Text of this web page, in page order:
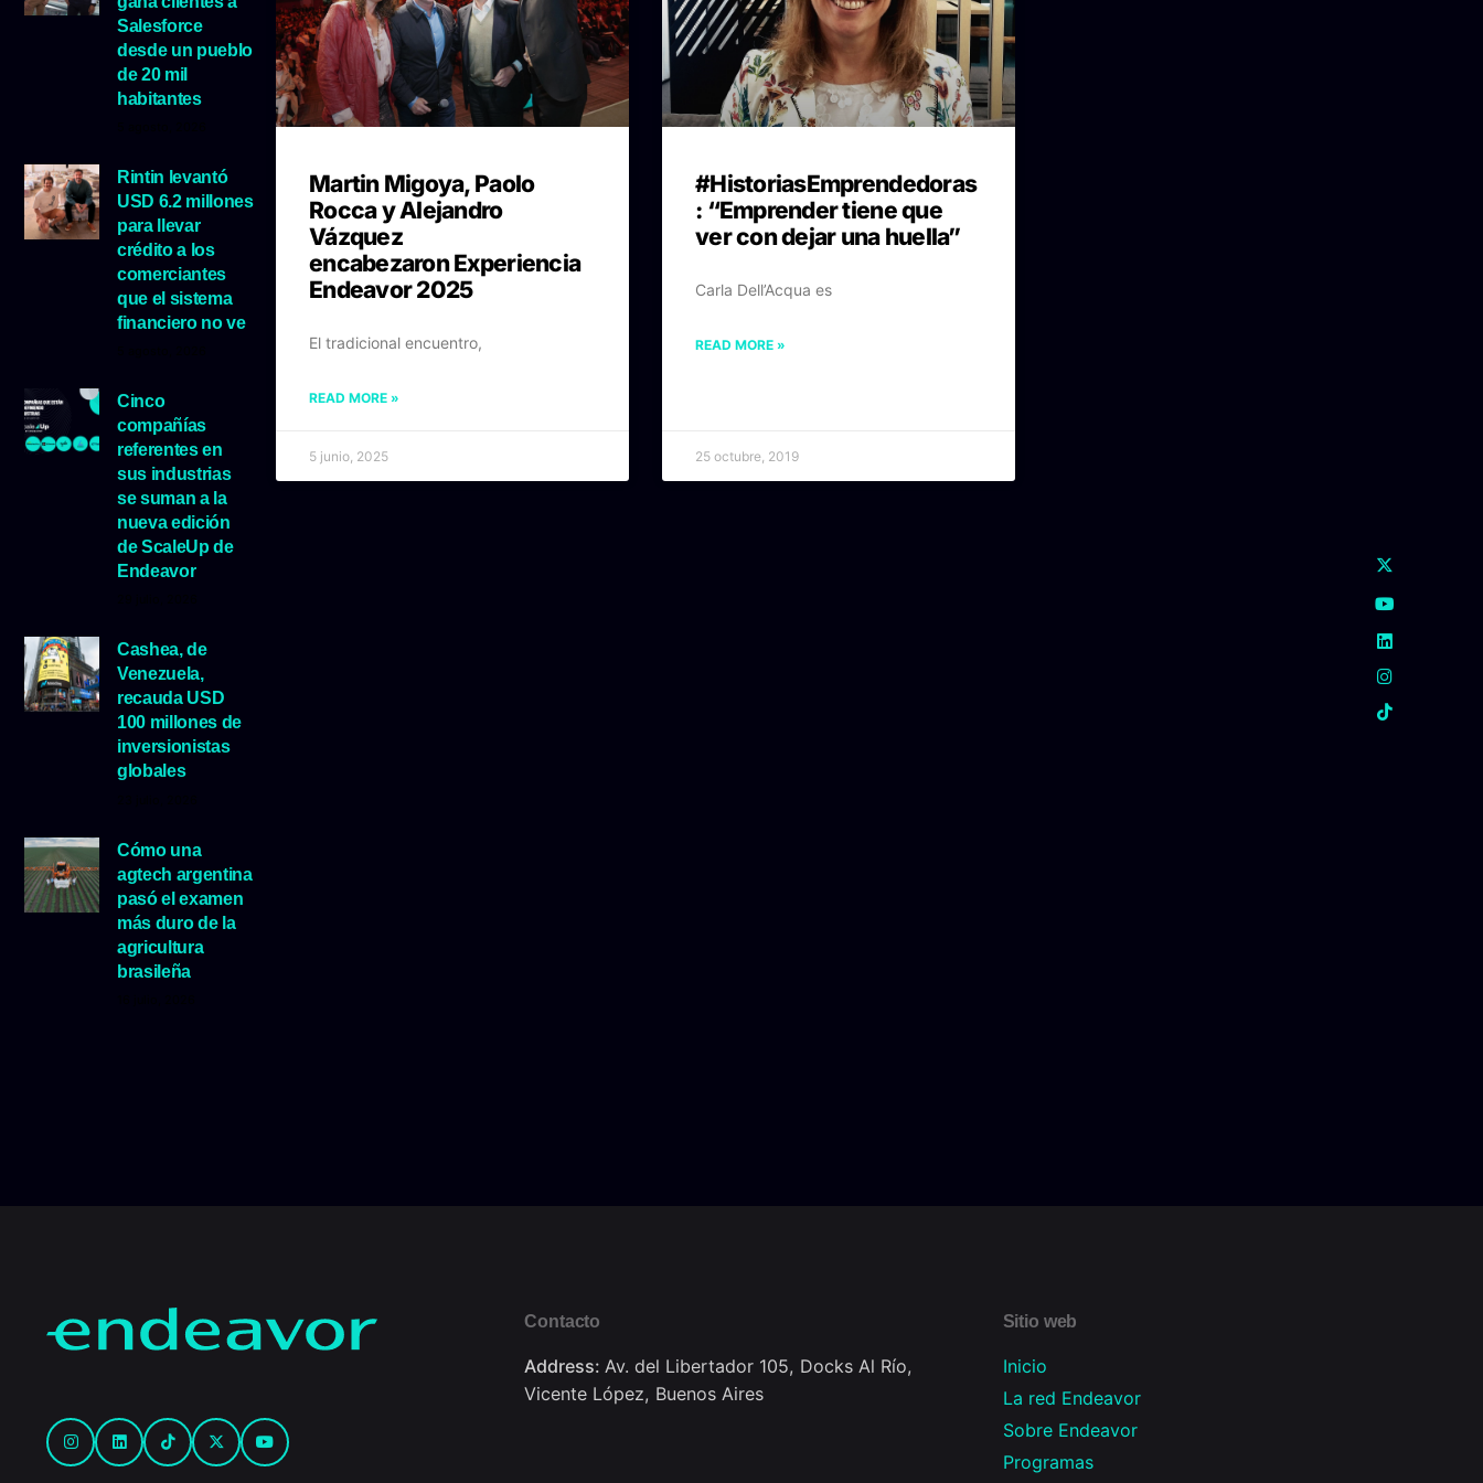
Salesforce
desde un pueblo
de 20 mil
habitantes
Rintin levantó
USD 6.2 millones
para llevar
crédito a los
comerciantes
que el sistema
financiero no ve
Cinco
compañías
referentes en
sus industrias
se suman a la
nueva edición
de ScaleUp de
Endeavor
Cashea, de
Venezuela,
recauda USD
100 millones de
inversionistas
globales
Cómo una
agtech argentina
pasó el examen
más duro de la
agricultura
brasileña
Martin Migoya, Paolo
Rocca y Alejandro
Vázquez
encabezaron Experiencia
Endeavor 2025
El tradicional encuentro,
READ MORE »
5 junio, 2025
#HistoriasEmprendedoras
: “Emprender tiene que
ver con dejar una huella”
Carla Dell’Acqua es
READ MORE »
25 octubre, 2019
Contacto
Address: Av. del Libertador 105, Docks Al Río,
Vicente López, Buenos Aires
Sitio web
Inicio
La red Endeavor
Sobre Endeavor
Programas